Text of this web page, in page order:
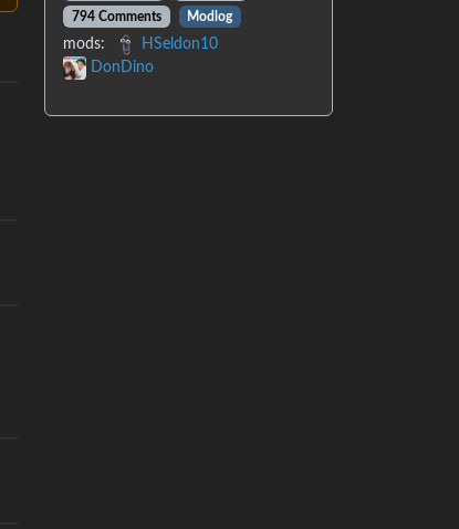
794 Comments
Modlog
mods:
HSeldon10
DonDino